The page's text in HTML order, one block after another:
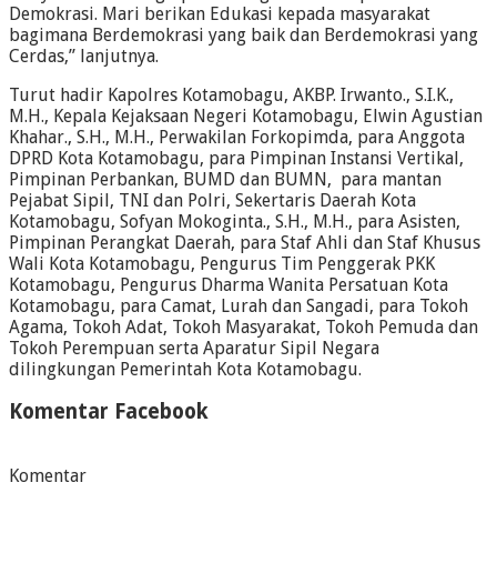
Demokrasi. Mari berikan Edukasi kepada masyarakat
bagimana Berdemokrasi yang baik dan Berdemokrasi yang
Cerdas,” lanjutnya.
Turut hadir Kapolres Kotamobagu, AKBP. Irwanto., S.I.K.,
M.H., Kepala Kejaksaan Negeri Kotamobagu, Elwin Agustian
Khahar., S.H., M.H., Perwakilan Forkopimda, para Anggota
DPRD Kota Kotamobagu, para Pimpinan Instansi Vertikal,
Pimpinan Perbankan, BUMD dan BUMN, para mantan
Pejabat Sipil, TNI dan Polri, Sekertaris Daerah Kota
Kotamobagu, Sofyan Mokoginta., S.H., M.H., para Asisten,
Pimpinan Perangkat Daerah, para Staf Ahli dan Staf Khusus
Wali Kota Kotamobagu, Pengurus Tim Penggerak PKK
Kotamobagu, Pengurus Dharma Wanita Persatuan Kota
Kotamobagu, para Camat, Lurah dan Sangadi, para Tokoh
Agama, Tokoh Adat, Tokoh Masyarakat, Tokoh Pemuda dan
Tokoh Perempuan serta Aparatur Sipil Negara
dilingkungan Pemerintah Kota Kotamobagu.
Komentar Facebook
Komentar